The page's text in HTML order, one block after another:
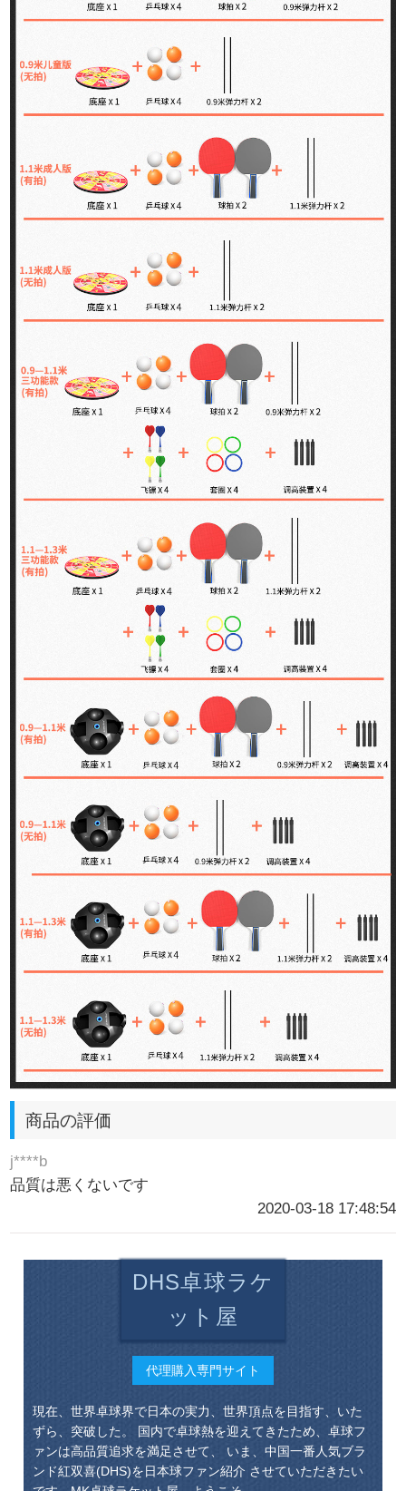
商品の評価
j****b
品質は悪くないです
2020-03-18 17:48:54
DHS卓球ラケ
ット屋
代理購入専門サイト
現在、世界卓球界で日本の実力、世界頂点を目指す、いた
ずら、突破した。 国内で卓球熱を迎えてきたため、卓球フ
ァンは高品質追求を満足させて、 いま、中国一番人気ブラ
ンド紅双喜(DHS)を日本球ファン紹介 させていただきたい